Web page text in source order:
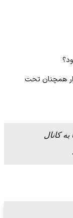
همچنان تحت
کانال